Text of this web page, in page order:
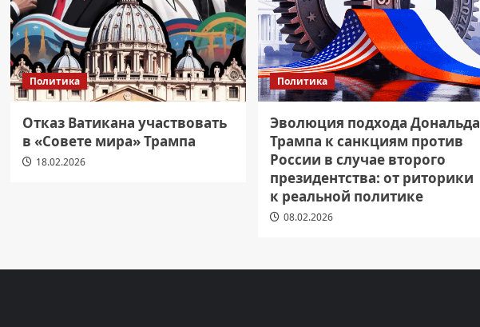
Политика
Отказ Ватикана участвовать
в «Совете мира» Трампа
18.02.2026
Политика
Эволюция подхода Дональда
Трампа к санкциям против
России в случае второго
президентства: от риторики
к реальной политике
08.02.2026